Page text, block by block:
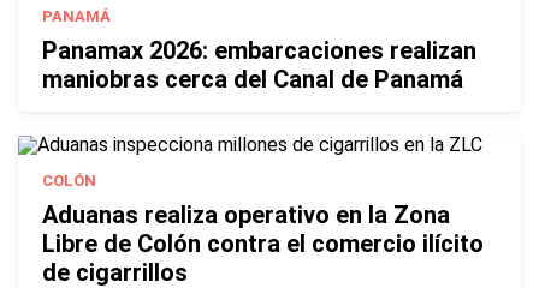
PANAMÁ
Panamax 2026: embarcaciones realizan
maniobras cerca del Canal de Panamá
COLÓN
Aduanas realiza operativo en la Zona
Libre de Colón contra el comercio ilícito
de cigarrillos